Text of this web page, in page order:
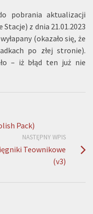
pobrania aktualizacji
z dnia 21.01.2023
(okazało się, że
po złej stronie).
– iż błąd ten już nie
Pack)
NASTĘPNY WPIS
Teownikowe
(v3)